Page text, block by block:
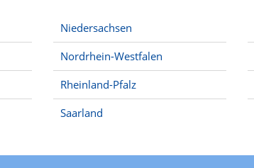
Niedersachsen
Nordrhein-Westfalen
Rheinland-Pfalz
Saarland